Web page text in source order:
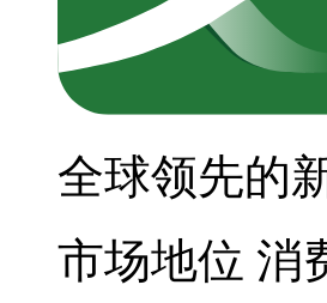
全球领先的
市场地位 消